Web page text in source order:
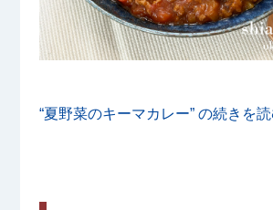
“夏野菜のキーマカレー” の続きを読